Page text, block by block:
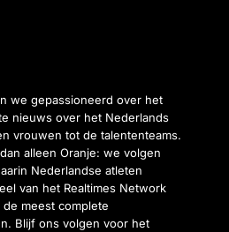
we gepassioneerd over het
nieuws over het Nederlands
vrouwen tot de talententeams.
alleen Oranje: we volgen
Nederlandse atleten
van het Realtimes Network
meest complete
Blijf ons volgen voor het